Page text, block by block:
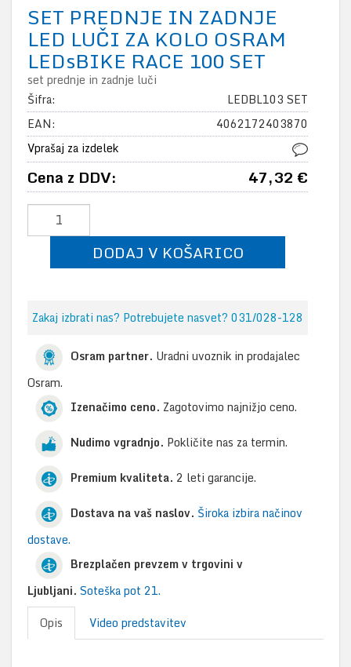
SET PREDNJE IN ZADNJE
LED LUČI ZA KOLO OSRAM
LEDsBIKE RACE 100 SET
set prednje in zadnje luči
Šifra:
LEDBL103 SET
EAN:
4062172403870
Vprašaj za izdelek
Cena z DDV: 47,32 €
DODAJ V KOŠARICO
Zakaj izbrati nas? Potrebujete nasvet? 031/028-128
Osram partner. Uradni uvoznik in prodajalec
Osram.
Izenačimo ceno. Zagotovimo najnižjo ceno.
Nudimo vgradnjo. Pokličite nas za termin.
Premium kvaliteta. 2 leti garancije.
Dostava na vaš naslov. Široka izbira načinov
dostave.
Brezplačen prevzem v trgovini v
Ljubljani. Soteška pot 21.
Opis
Video predstavitev